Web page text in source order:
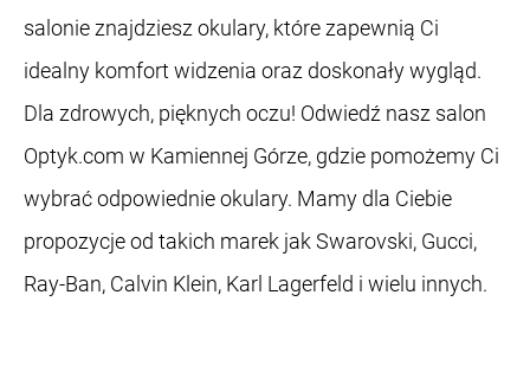
salonie znajdziesz okulary, które zapewnią Ci
idealny komfort widzenia oraz doskonały wygląd.
Dla zdrowych, pięknych oczu! Odwiedź nasz salon
Optyk.com w Kamiennej Górze, gdzie pomożemy Ci
wybrać odpowiednie okulary. Mamy dla Ciebie
propozycje od takich marek jak Swarovski, Gucci,
Ray-Ban, Calvin Klein, Karl Lagerfeld i wielu innych.